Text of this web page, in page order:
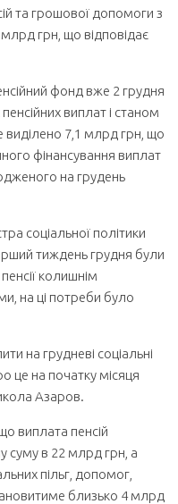
та грошової допомоги з
грн, що відповідає
фонд вже 2 грудня
виплат і станом
ви­ділено 7,1 млрд грн, що
фінансування виплат
на грудень
соціальної політики
тиждень грудня були
колишнім
на ці потреби було
на грудневі соціальні
це на початку місяця
Азаров.
виплата пенсій
суму в 22 млрд грн, а
пільг, допомог,
близько 4 млрд